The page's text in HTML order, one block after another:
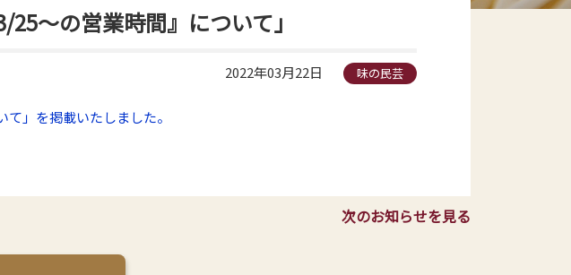
～の営業時間』について」
2022年03月22日 味の民芸
」を掲載いたしました。
次のお知らせを見る